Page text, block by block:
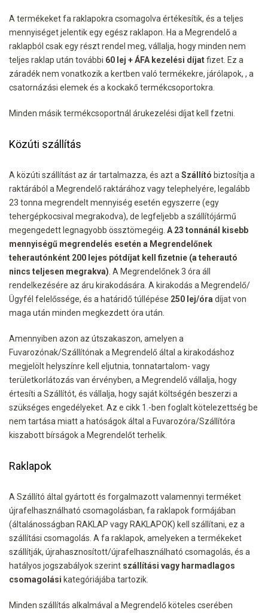
A termékeket fa raklapokra csomagolva értékesítik, és a teljes
mennyiséget jelentik egy egész raklapon. Ha a Megrendelő a
raklapból csak egy részt rendel meg, vállalja, hogy minden nem
teljes raklap után további 60 lej + ÁFA kezelési díjatfizet. Ez a
záradék nem vonatkozik a kertben való termékekre, járólapok, , a
csatornázási elemek és a kockakő termékcsoportokra.
Minden másik termékcsoportnál árukezelési díjat kell fzetni.
Közúti szállítás
A közúti szállítást az ár tartalmazza, és azt a Szállító biztosítja a
raktárából a Megrendelő raktárához vagy telephelyére, legalább
23 tonna megrendelt mennyiség esetén egyszerre (egy
tehergépkocsival megrakodva), de legfeljebb a szállítójármű
megengedett legnagyobb össztömegéig. A 23 tonnánál kisebb
mennyiségű megrendelés esetén a Megrendelőnek
teherautónként 200 lejes pótdíjat kell fizetnie (a teherautó
nincs teljesen megrakva) . A Megrendelőnek 3 óra áll
rendelkezésére az áru kirakodására. A kirakodás a Megrendelő/
Ügyfél felelőssége, és a határidő túllépése 250 lej/óra díjat von
maga után minden megkezdett óra után.
Amennyiben azon az útszakaszon, amelyen a
Fuvarozónak/Szállítónak a Megrendelő által a kirakodáshoz
megjelölt helyszínre kell eljutnia, tonnatartalom- vagy
területkorlátozás van érvényben, a Megrendelő vállalja, hogy
értesíti a Szállítót, és vállalja, hogy saját költségén beszerzi a
szükséges engedélyeket. Az e cikk 1.-ben foglalt kötelezettség be
nem tartása miatt a hatóságok által a Fuvarozóra/Szállítóra
kiszabott bírságok a Megrendelőt terhelik.
Raklapok
A Szállító által gyártott és forgalmazott valamennyi terméket
újrafelhasználható csomagolásban, fa raklapok formájában
(általánosságban RAKLAP vagy RAKLAPOK) kell szállítani, ez a
szállítási csomagolás. A fa raklapok, amelyeken a termékeket
szállítják, újrahasznosított/újrafelhasználható csomagolás, és a
hatályos jogszabályok szerint szállítási vagy harmadlagos
csomagolási kategóriájába tartozik.
Minden szállítás alkalmával a Megrendelő köteles cserében